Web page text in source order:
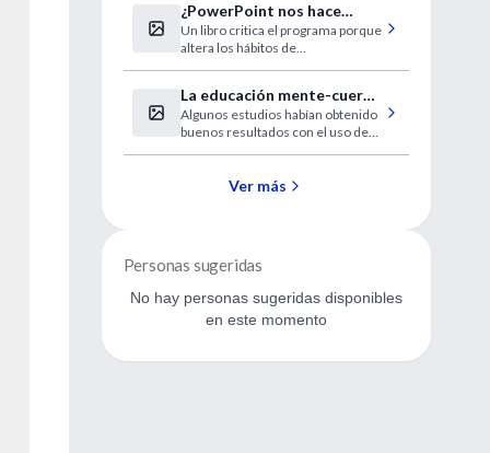
¿PowerPoint nos hace
estúpidos?
Un libro critica el programa porque
altera los hábitos de
La educación mente-cuerpo
alivia el síndrome de colon
irritable
Algunos estudios habían obtenido
buenos resultados con el uso de
Ver más
Personas sugeridas
No hay personas sugeridas disponibles
en este momento